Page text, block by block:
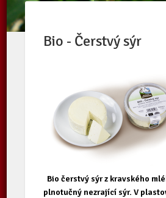
Bio - Čerstvý sýr
Bio čerstvý sýr z kravského
plnotučný nezrající sýr. V